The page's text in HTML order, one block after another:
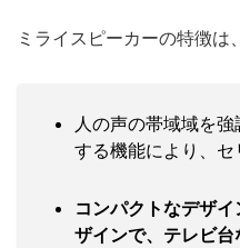
ミライスピーカーの特徴は
人の声の帯域域を
する機能により、セ
コンパクトなデザ
ザインで、テレビ台